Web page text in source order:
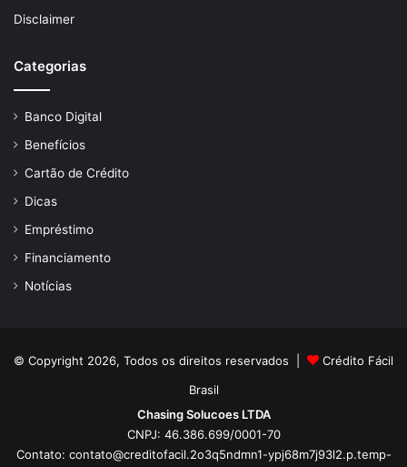
Disclaimer
Categorias
Banco Digital
Benefícios
Cartão de Crédito
Dicas
Empréstimo
Financiamento
Notícias
© Copyright 2026, Todos os direitos reservados |
Crédito Fácil
Brasil
Chasing Solucoes LTDA
CNPJ: 46.386.699/0001-70
Contato: contato@creditofacil.2o3q5ndmn1-ypj68m7j93l2.p.temp-